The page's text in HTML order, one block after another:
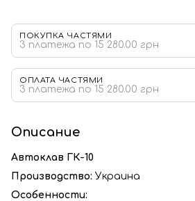
ПОКУПКА ЧАСТЯМИ
3 платежа по 15 280.00 грн
ОПЛАТА ЧАСТЯМИ
3 платежа по 15 280.00 грн
Описание
Автоклав ГК-10
Производство: Украина
Особенности: